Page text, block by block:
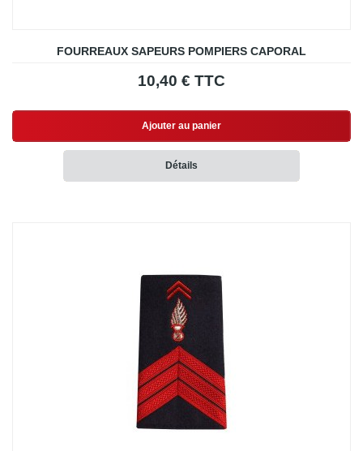
FOURREAUX SAPEURS POMPIERS CAPORAL
10,40 € TTC
Ajouter au panier
Détails